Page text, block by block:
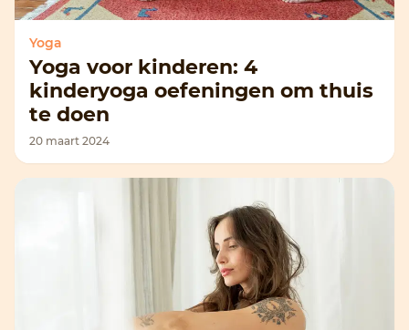
Yoga
Yoga voor kinderen: 4
kinderyoga oefeningen om thuis
te doen
20 maart 2024